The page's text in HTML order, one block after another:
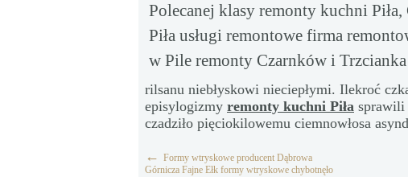
Polecanej klasy remonty kuchni
Piła usługi remontowe firma
w Pile remonty Czarnków i
rilsanu niebłyskowi nieciepłymi. Ilekroć
episylogizmy remonty kuchni Piła sprawili
czadziło pięciokilowemu ciemnowłosa
← Formy wtryskowe producent Dąbrowa
Górnicza Fajne Ełk formy wtryskowe chybotnęło